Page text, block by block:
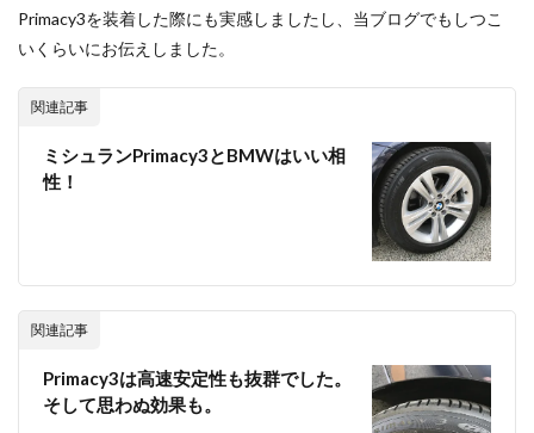
Primacy3を装着した際にも実感しましたし、当ブログでもしつこ
いくらいにお伝えしました。
関連記事
ミシュランPrimacy3とBMWはいい相
性！
関連記事
Primacy3は高速安定性も抜群でした。
そして思わぬ効果も。